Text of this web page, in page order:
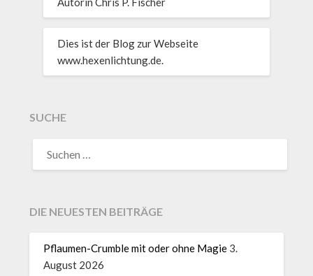
Dies ist der Blog zur Webseite
www.hexenlichtung.de.
SUCHE
DIE NEUESTEN BEITRÄGE
Pflaumen-Crumble mit oder ohne Magie 3.
August 2026